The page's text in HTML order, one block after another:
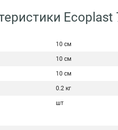
Ecoplast
10 см
10 см
10 см
0.2 кг
шт